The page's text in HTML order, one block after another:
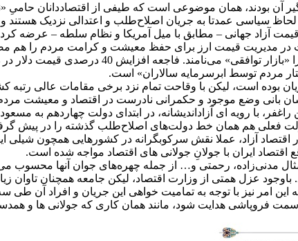
که طراحان طرح «چارچوب اصلاحات ساختاری بودجه» در سال 1398 پیگیر آن بودند، همان موضوعی
لحاظ سیاسی عمدتا به جریان اصلاح‌طلب و اعتدالی نزدیک
قیمت آزاد جهانی – مطابق با میل آمریکا و نظام سلطه –
در مدیریت قیمت ارز برای حفظ معیشت و کرامت مردم را هم مضر
مردم توسط ابرسرمایه سالاران» است.
بوده است، لیکن با وقاحت تمام نزد برخی مقامات عالی
بانی وضع موجود و حکمرانی نادرست در اقتصاد و معیشت مردم
با رویه ای آزاداندیشانه، در ابتدای دولت چهاردهم به مسعود
فعلی هم همان خط دولت‌های اصلاح‌طلب گذشته را در پیش گرفته
آزاد، عملا نقش سرکوبگرانه در کشورهایی همچون شیلی
اقتصاد ایران با جولانِ جولانی های اقتصاد مواجه شده است.
مدنی‌زاده، رحمتی و… از جمله چهره‌های جوان آنها
باوجود عزل همتی از وزارت اقتصاد، لیکن جامعه همچنان
این امر نیز با توجه به تمامیت خواهی این جریان و افراد آن
سمت فروپاشی هدایت شود، مانند همان کاری که جولانی ها و